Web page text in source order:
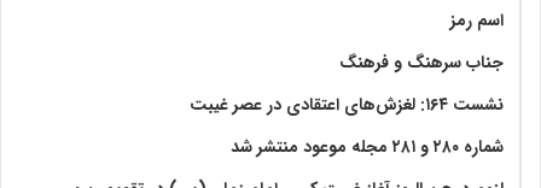
اسم رمز
جناب سرهنگ و فرهنگ
نشست ۱۶۴: لغزش‌های اعتقادی در عصر غیبت
شماره ۲۸۰ و ۲۸۱ مجله موعود منتشر شد